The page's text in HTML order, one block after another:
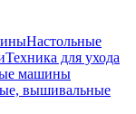
Настольные
Техника для ухода
машины
вышивальные